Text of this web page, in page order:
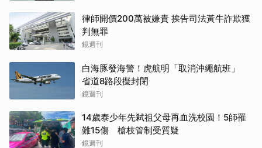
律師開價200萬被嫌貴 挨告司法黃牛詐欺獲
判無罪
鏡週刊
白海豚發海警！虎航明「取消沖繩航班」
省道8路段擬封閉
鏡週刊
14歲泰少年先弒祖父母再血洗校園！5師罹
難15傷 槍枝管制受質疑
鏡週刊